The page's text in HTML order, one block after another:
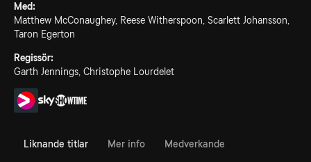
Med:
Matthew McConaughey, Reese Witherspoon, Scarlett Johansson,
Taron Egerton
Regissör:
Garth Jennings, Christophe Lourdelet
Liknande titlar Mer info Medverkande